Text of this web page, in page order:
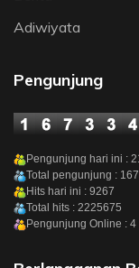
Adiwiyata
Pengunjung
Pengunjung hari ini :
Total pengunjung :
Hits hari ini : 9267
Total hits : 2225675
Pengunjung Online : 4